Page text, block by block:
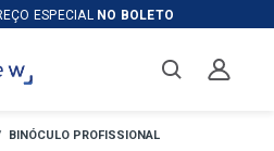
ESPECIAL NO BOLETO
BINÓCULO PROFISSIONAL